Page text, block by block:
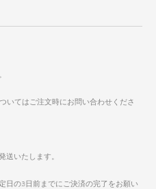
いてはご注文時にお問い合わせくださ
送いたします。
日の3日前までにご決済の完了をお願い